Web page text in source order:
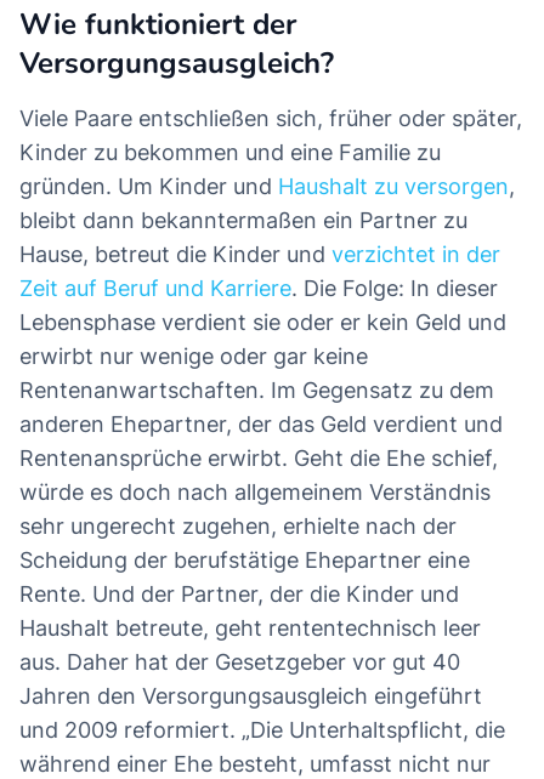
Wie funktioniert der
Versorgungsausgleich?
Viele Paare entschließen sich, früher oder später,
Kinder zu bekommen und eine Familie zu
gründen. Um Kinder und Haushalt zu versorgen,
bleibt dann bekanntermaßen ein Partner zu
Hause, betreut die Kinder und verzichtet in der
Zeit auf Beruf und Karriere. Die Folge: In dieser
Lebensphase verdient sie oder er kein Geld und
erwirbt nur wenige oder gar keine
Rentenanwartschaften. Im Gegensatz zu dem
anderen Ehepartner, der das Geld verdient und
Rentenansprüche erwirbt. Geht die Ehe schief,
würde es doch nach allgemeinem Verständnis
sehr ungerecht zugehen, erhielte nach der
Scheidung der berufstätige Ehepartner eine
Rente. Und der Partner, der die Kinder und
Haushalt betreute, geht rententechnisch leer
aus. Daher hat der Gesetzgeber vor gut 40
Jahren den Versorgungsausgleich eingeführt
und 2009 reformiert. „Die Unterhaltspflicht, die
während einer Ehe besteht, umfasst nicht nur